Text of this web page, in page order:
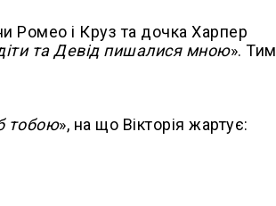
Ромео і Круз та дочка Харпер
та Девід пишалися мною». Тим
тобою», на що Вікторія жартує: